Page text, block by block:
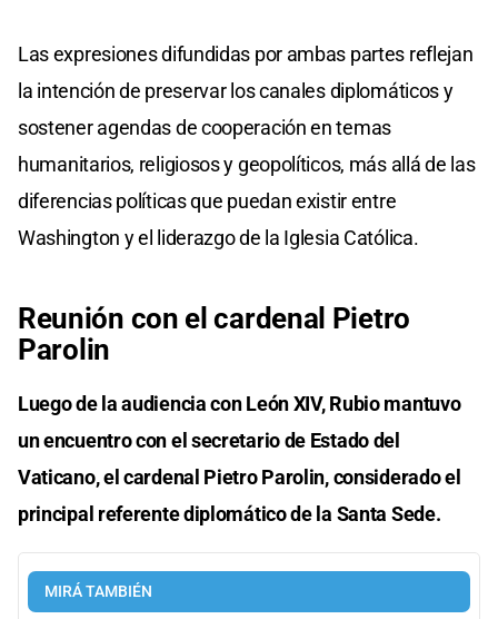
Las expresiones difundidas por ambas partes reflejan
la intención de preservar los canales diplomáticos y
sostener agendas de cooperación en temas
humanitarios, religiosos y geopolíticos, más allá de las
diferencias políticas que puedan existir entre
Washington y el liderazgo de la Iglesia Católica.
Reunión con el cardenal Pietro
Parolin
Luego de la audiencia con León XIV, Rubio mantuvo
un encuentro con el secretario de Estado del
Vaticano, el cardenal Pietro Parolin, considerado el
principal referente diplomático de la Santa Sede.
MIRÁ TAMBIÉN